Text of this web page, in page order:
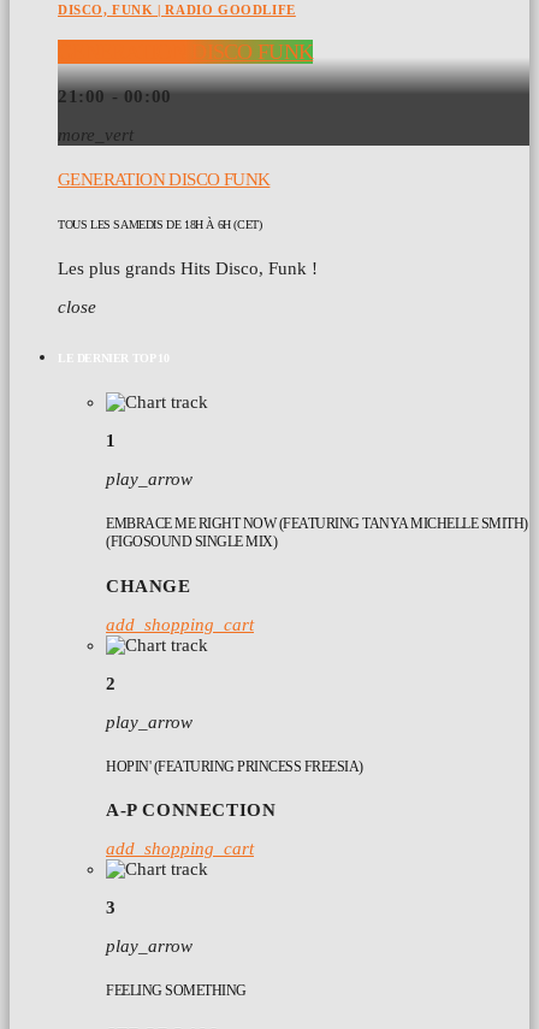
DISCO, FUNK | RADIO GOODLIFE
GENERATION DISCO FUNK
21:00 - 00:00
more_vert
GENERATION DISCO FUNK
TOUS LES SAMEDIS DE 18H À 6H (CET)
Les plus grands Hits Disco, Funk !
close
LE DERNIER TOP 10
1
play_arrow
EMBRACE ME RIGHT NOW (FEATURING TANYA MICHELLE SMITH)
(FIGOSOUND SINGLE MIX)
CHANGE
add_shopping_cart
2
play_arrow
HOPIN' (FEATURING PRINCESS FREESIA)
A-P CONNECTION
add_shopping_cart
3
play_arrow
FEELING SOMETHING